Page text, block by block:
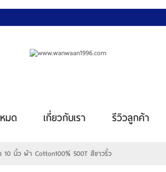
มด เกี่ยวกับเรา รีวิวลูกค้า
นิ้ว ผ้า Cotton100% 500T สีขาวริ้ว